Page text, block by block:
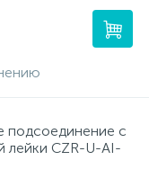
подсоединение с
лейки CZR-U-AI-